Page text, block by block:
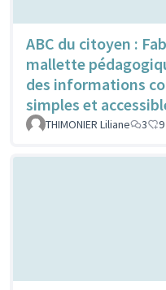
ABC du citoyen :
mallette
des informations
simples et
THIMONIER Liliane 3 9